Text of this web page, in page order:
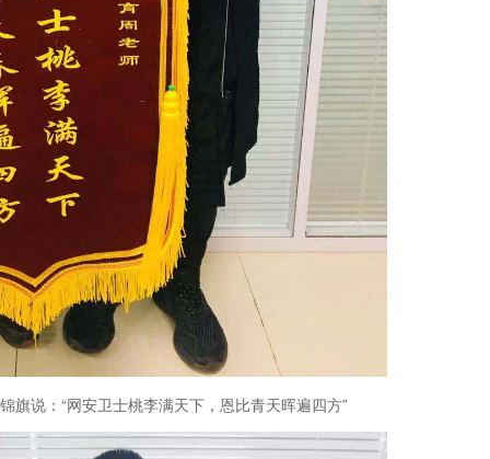
说：“网安卫士桃李满天下，恩比青天晖遍四方”